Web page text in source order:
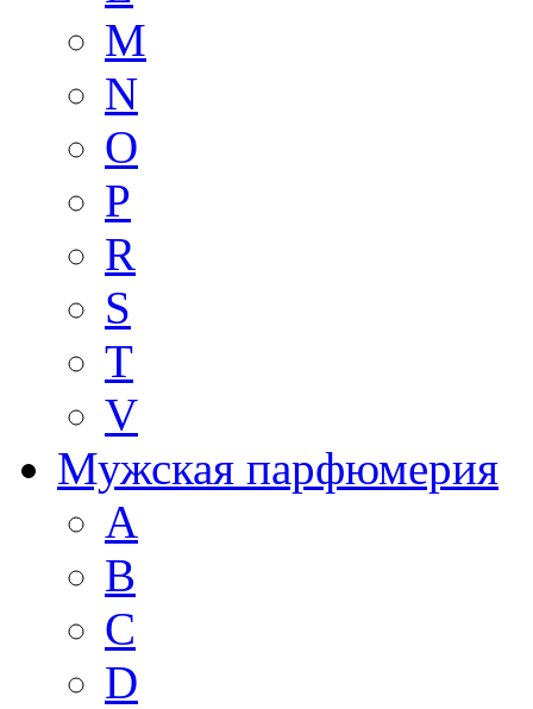
M
N
O
P
R
S
T
V
Мужская парфюмерия
A
B
C
D